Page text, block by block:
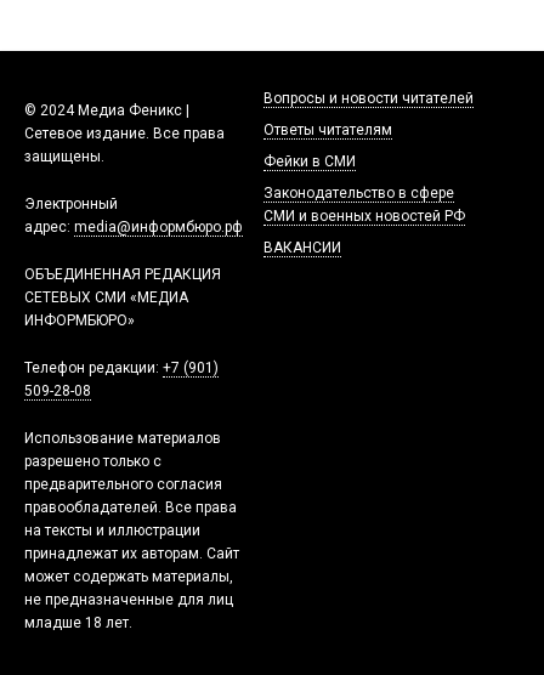
© 2024 Медиа Феникс |
Сетевое издание. Все права
защищены.
Электронный
адрес: media@информбюро.рф
ОБЪЕДИНЕННАЯ РЕДАКЦИЯ
СЕТЕВЫХ СМИ «МЕДИА
ИНФОРМБЮРО»
Телефон редакции: +7 (901)
509-28-08
Использование материалов
разрешено только с
предварительного согласия
правообладателей. Все права
на тексты и иллюстрации
принадлежат их авторам. Сайт
может содержать материалы,
не предназначенные для лиц
младше 18 лет.
Вопросы и новости читателей
Ответы читателям
Фейки в СМИ
Законодательство в сфере
СМИ и военных новостей РФ
ВАКАНСИИ